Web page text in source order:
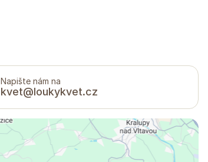
Napište nám na
kvet@loukykvet.cz